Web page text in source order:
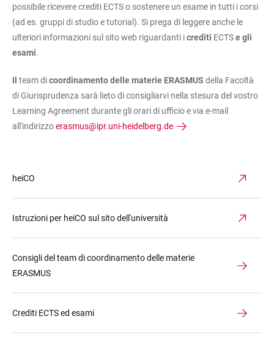
possibile ricevere crediti ECTS o sostenere un esame in tutti i corsi
(ad es. gruppi di studio e tutorial). Si prega di leggere anche le
ulteriori informazioni sul sito web riguardanti icrediti ECTSe gli
esami.
Il team dicoordinamento delle materie ERASMUS della Facoltà
di Giurisprudenza sarà lieto di consigliarvi nella stesura del vostro
Learning Agreement durante gli orari di ufficio e via e-mail
all'indirizzoerasmus@ipr.uni-heidelberg.de
heiCO
Istruzioni per heiCO sul sito dell'università
Consigli del team di coordinamento delle materie
ERASMUS
Crediti ECTS ed esami